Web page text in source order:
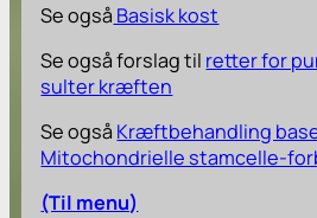
Se også Basisk kost
Se også forslag til retter for
sulter kræften
Se også Kræftbehandling
Mitochondrielle stamcelle-
(Til menu)